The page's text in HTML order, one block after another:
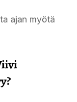
ajan myötä